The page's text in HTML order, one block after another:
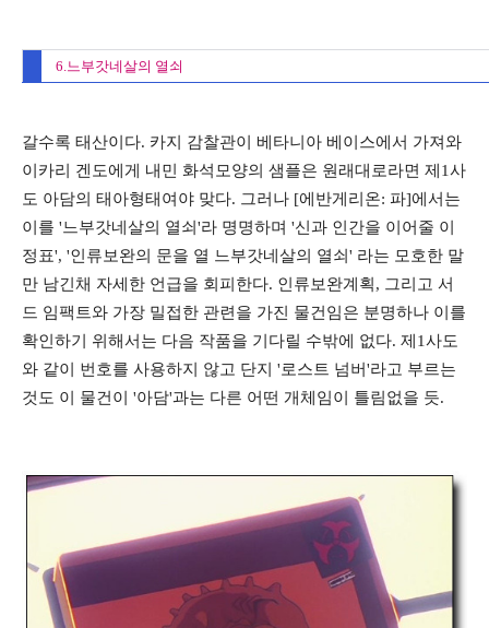
6.느부갓네살의 열쇠
갈수록 태산이다. 카지 감찰관이 베타니아 베이스에서 가져와
이카리 겐도에게 내민 화석모양의 샘플은 원래대로라면 제1사
도 아담의 태아형태여야 맞다. 그러나 [에반게리온: 파]에서는
이를 '느부갓네살의 열쇠'라 명명하며 '신과 인간을 이어줄 이
정표', '인류보완의 문을 열 느부갓네살의 열쇠' 라는 모호한 말
만 남긴채 자세한 언급을 회피한다. 인류보완계획, 그리고 서
드 임팩트와 가장 밀접한 관련을 가진 물건임은 분명하나 이를
확인하기 위해서는 다음 작품을 기다릴 수밖에 없다. 제1사도
와 같이 번호를 사용하지 않고 단지 '로스트 넘버'라고 부르는
것도 이 물건이 '아담'과는 다른 어떤 개체임이 틀림없을 듯.